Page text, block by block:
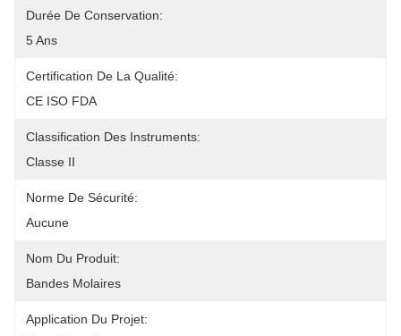
Durée De Conservation:
5 Ans
Certification De La Qualité:
CE ISO FDA
Classification Des Instruments:
Classe II
Norme De Sécurité:
Aucune
Nom Du Produit:
Bandes Molaires
Application Du Projet: